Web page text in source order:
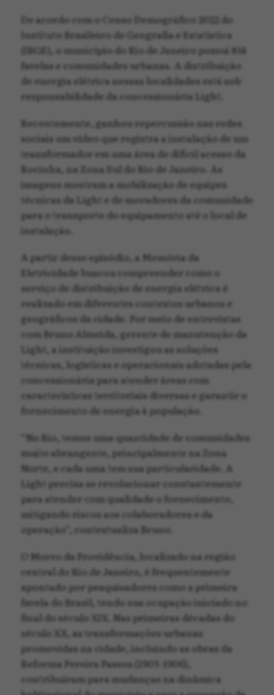
De acordo com o Censo Demográfico 2022 do
Instituto Brasileiro de Geografia e Estatística
(IBGE), o município do Rio de Janeiro possui 814
favelas e comunidades urbanas. A distribuição
de energia elétrica nessas localidades está sob
responsabilidade da concessionária Light.
Recentemente, ganhou repercussão nas redes
sociais um vídeo que registra a instalação de um
transformador em uma área de difícil acesso da
Rocinha, na Zona Sul do Rio de Janeiro. As
imagens mostram a mobilização de equipes
técnicas da Light e de moradores da comunidade
para o transporte do equipamento até o local de
instalação.
A partir desse episódio, a Memória da
Eletricidade buscou compreender como o
serviço de distribuição de energia elétrica é
realizado em diferentes contextos urbanos e
geográficos da cidade. Por meio de entrevistas
com Bruno Almeida, gerente de manutenção da
Light, a instituição investigou as soluções
técnicas, logísticas e operacionais adotadas pela
concessionária para atender áreas com
características territoriais diversas e garantir o
fornecimento de energia à população.
“No Rio, temos uma quantidade de comunidades
muito abrangente, principalmente na Zona
Norte, e cada uma tem sua particularidade. A
Light precisa se revolucionar constantemente
para atender com qualidade o fornecimento,
mitigando riscos aos colaboradores e da
operação”, contextualiza Bruno.
O Morro da Providência, localizado na região
central do Rio de Janeiro, é frequentemente
apontado por pesquisadores como a primeira
favela do Brasil, tendo sua ocupação iniciado no
final do século XIX. Nas primeiras décadas do
século XX, as transformações urbanas
promovidas na cidade, incluindo as obras da
Reforma Pereira Passos (1903-1906),
contribuíram para mudanças na dinâmica